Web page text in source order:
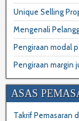
Unique Selling
Mengenali
Pengiraan modal
Pengiraan margin
ASAS
Takrif Pemasaran